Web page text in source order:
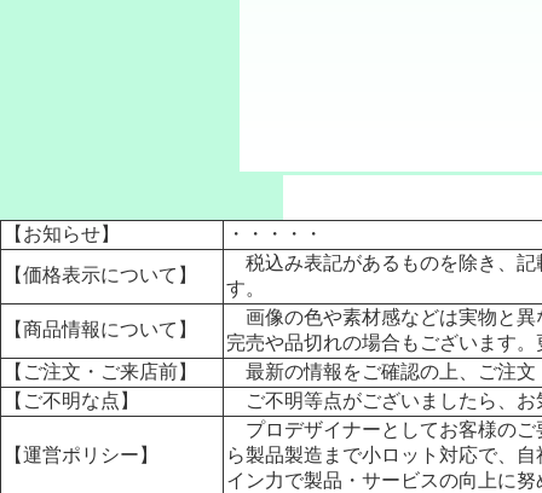
【お知らせ】
・・・・・
【価格表示について】
税込み表記があるものを除き、
す。
【商品情報について】
画像の色や素材感などは実物と
完売や品切れの場合もございます
【ご注文・ご来店前】
最新の情報をご確認の上、ご注文
【ご不明な点】
ご不明等点がございましたら、お
【運営ポリシー】
プロデザイナーとしてお客様のご
ら製品製造まで小ロット対応で、
イン力で製品・サービスの向上に